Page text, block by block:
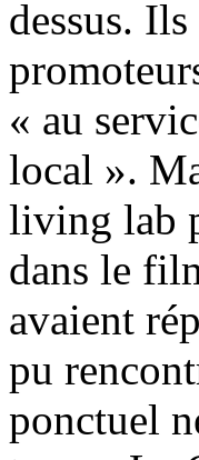
dessus.
« au
local ».
living lab
dans le
avaient
pu
ponctuel